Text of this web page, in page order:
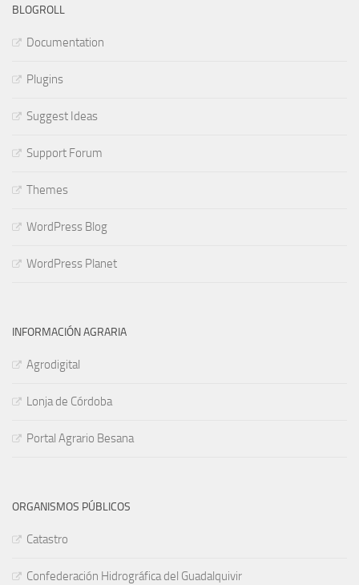
BLOGROLL
Documentation
Plugins
Suggest Ideas
Support Forum
Themes
WordPress Blog
WordPress Planet
INFORMACIÓN AGRARIA
Agrodigital
Lonja de Córdoba
Portal Agrario Besana
ORGANISMOS PÚBLICOS
Catastro
Confederación Hidrográfica del Guadalquivir